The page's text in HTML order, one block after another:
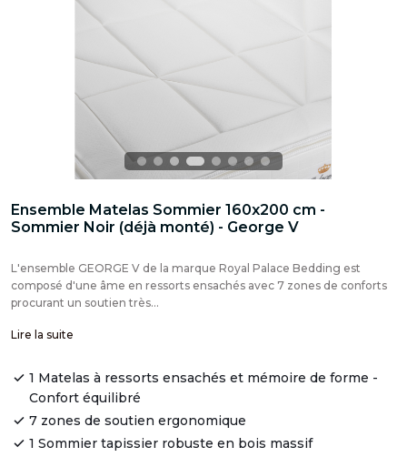
Ensemble Matelas Sommier 160x200 cm -
Sommier Noir (déjà monté) - George V
L'ensemble GEORGE V de la marque Royal Palace Bedding est
composé d'une âme en ressorts ensachés avec 7 zones de conforts
procurant un soutien très...
Lire la suite
1 Matelas à ressorts ensachés et mémoire de forme -
Confort équilibré
7 zones de soutien ergonomique
1 Sommier tapissier robuste en bois massif